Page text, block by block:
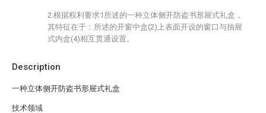
Description
一种立体侧开防盗书形屉式礼盒
技术领域
2.根据权利要求1所述的一种立体侧开防盗书形屉式礼盒，
其特征在于：所述的开窗中盒(2)上表面开设的窗口与抽屉
式内盒(4)相互贯通设置。